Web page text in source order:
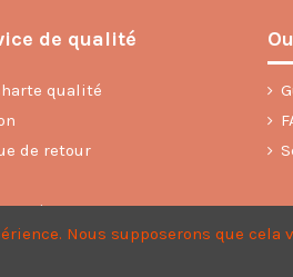
de qualité
qualité
de retour
Nous supposerons que